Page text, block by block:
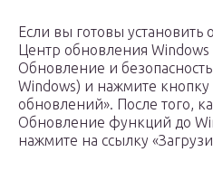
Если вы готовы
Центр обновления
Обновление и
Windows) и нажмите
обновлений». После того,
Обновление функций до
нажмите на ссылку